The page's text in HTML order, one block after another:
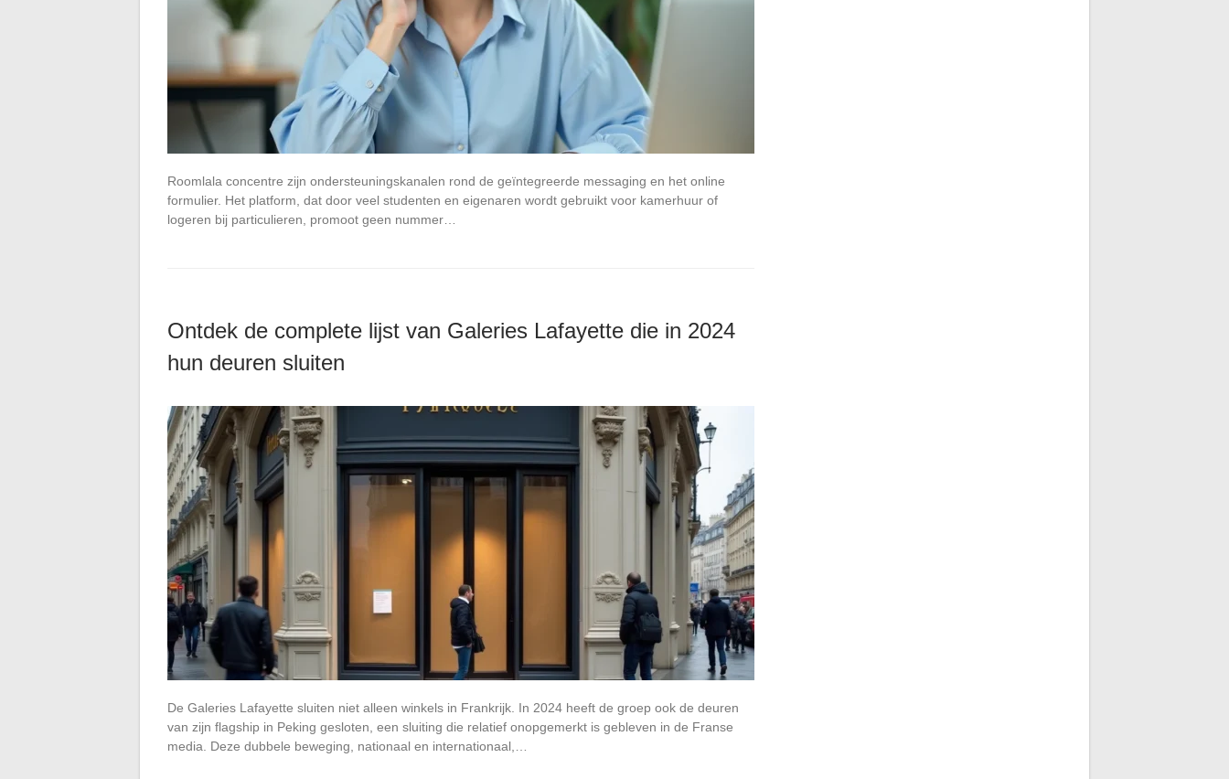
Roomlala concentre zijn ondersteuningskanalen rond de geïntegreerde messaging en het online
formulier. Het platform, dat door veel studenten en eigenaren wordt gebruikt voor kamerhuur of
logeren bij particulieren, promoot geen nummer…
Ontdek de complete lijst van Galeries Lafayette die in 2024
hun deuren sluiten
De Galeries Lafayette sluiten niet alleen winkels in Frankrijk. In 2024 heeft de groep ook de deuren
van zijn flagship in Peking gesloten, een sluiting die relatief onopgemerkt is gebleven in de Franse
media. Deze dubbele beweging, nationaal en internationaal,…